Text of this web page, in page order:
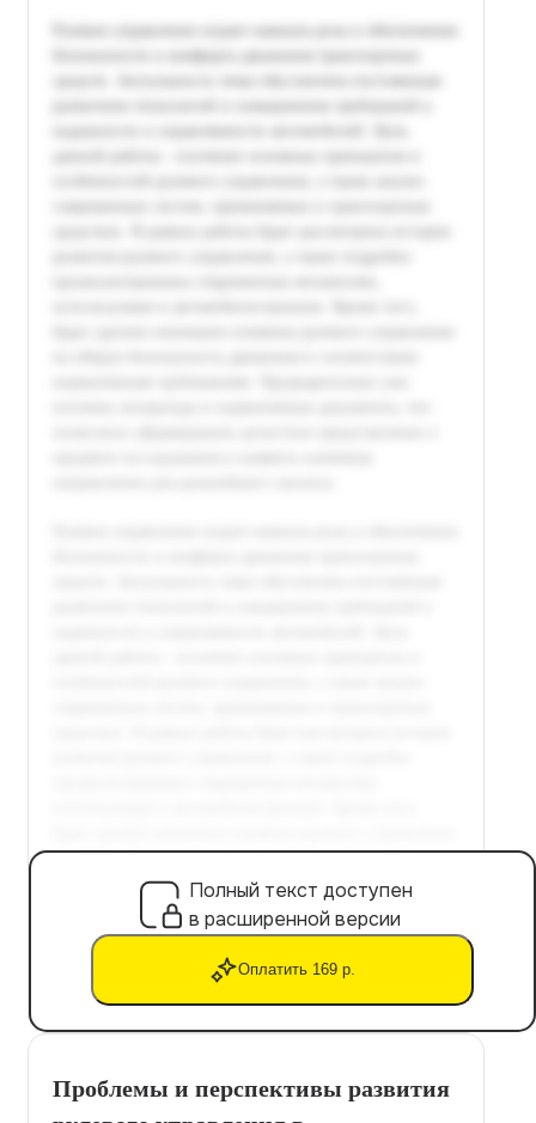
Полный текст доступен
в расширенной версии
Оплатить 169 р.
Проблемы и перспективы развития